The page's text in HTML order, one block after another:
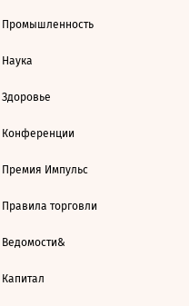
Промышленность
Наука
Здоровье
Конференции
Премия Импульс
Правила торговли
Ведомости&
Капитал